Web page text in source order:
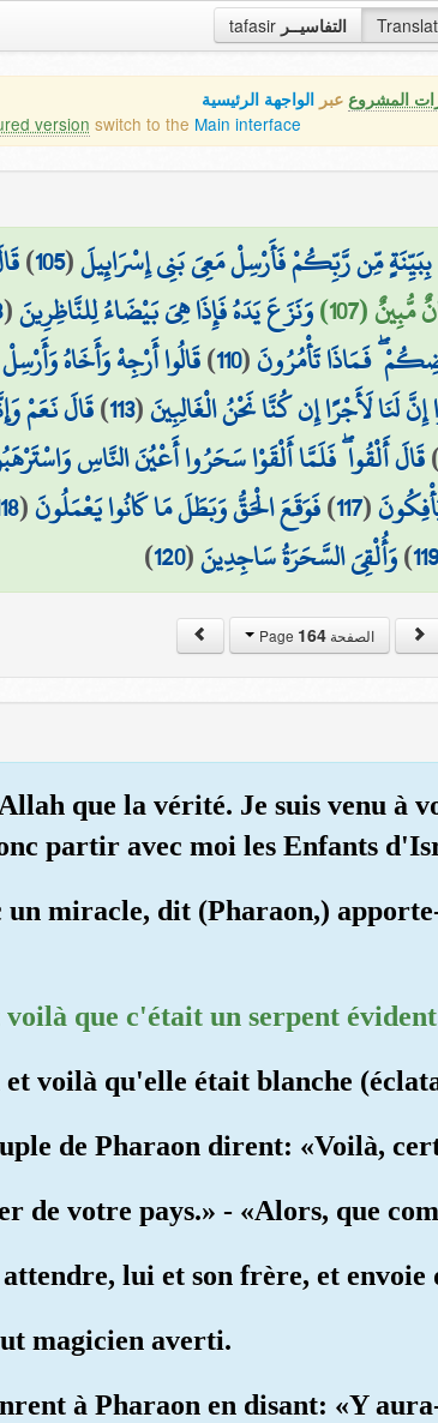
tafasir التفاسيــر
المشروع عبر الواجهة الرئيسية
version switch to the Main interface
مِّن رَّبِّكُمْ فَأَرْسِلْ مَعِيَ بَنِي إِسْرَائِيلَ(
105
)
(107) وَنَزَعَ يَدَهُ فَإِذَا هِيَ بَيْضَاءُ لِلنَّاظِرِينَ(
فَمَاذَا تَأْمُرُونَ(
110
)قَالُوا أَرْجِهْ وَأَخَاهُ
لَنَا لَأَجْرًا إِن كُنَّا نَحْنُ الْغَالِبِينَ(
113
)قَالَ نَعَمْ
قَالَ أَلْقُوا ۖ فَلَمَّا أَلْقَوْا سَحَرُوا أَعْيُنَ النَّاسِ
(
117
)فَوَقَعَ الْحَقُّ وَبَطَلَ مَا كَانُوا يَعْمَلُونَ(
)وَأُلْقِيَ السَّحَرَةُ سَاجِدِينَ(
120
)
الصفحة Page164
que la vérité. Je suis venu à
partir avec moi les Enfants
un miracle, dit (Pharaon,)
que c'était un serpent
voilà qu'elle était blanche
de Pharaon dirent: «Voilà,
de votre pays.» - «Alors, que
lui et son frère, et envoie
magicien averti.
à Pharaon en disant: «Y